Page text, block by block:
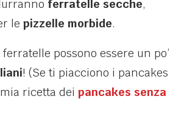
ferratelle secche,
le pizzelle morbide.
possono essere un po’
! (Se ti piacciono i pancakes
ricetta dei pancakes senza